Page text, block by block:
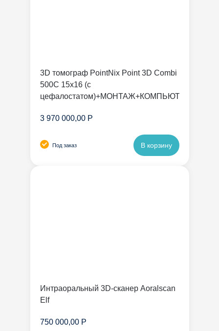
3D томограф PointNix Point 3D Combi
500C 15х16 (с
цефалостатом)+МОНТАЖ+КОМПЬЮТЕР
3 970 000,00 Р
Под заказ В корзину
Интраоральный 3D-сканер Aoralscan
Elf
750 000,00 Р